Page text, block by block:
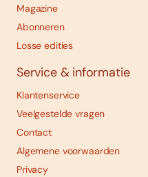
Magazine
Abonneren
Losse edities
Service & informatie
Klantenservice
Veelgestelde vragen
Contact
Algemene voorwaarden
Privacy